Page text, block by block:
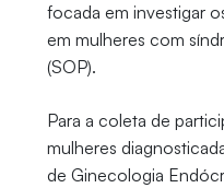
focada em investigar
em mulheres com
(SOP).
Para a coleta de
mulheres
de Ginecologia